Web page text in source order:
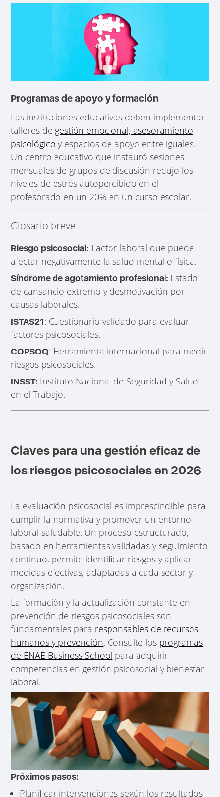
Programas de apoyo y formación
Las instituciones educativas deben implementar
talleres de gestión emocional, asesoramiento
psicológico y espacios de apoyo entre iguales.
Un centro educativo que instauró sesiones
mensuales de grupos de discusión redujo los
niveles de estrés autopercibido en el
profesorado en un 20% en un curso escolar.
Glosario breve
Riesgo psicosocial: Factor laboral que puede
afectar negativamente la salud mental o física.
Síndrome de agotamiento profesional: Estado
de cansancio extremo y desmotivación por
causas laborales.
ISTAS21: Cuestionario validado para evaluar
factores psicosociales.
COPSOQ: Herramienta internacional para medir
riesgos psicosociales.
INSST: Instituto Nacional de Seguridad y Salud
en el Trabajo.
Claves para una gestión eficaz de
los riesgos psicosociales en 2026
La evaluación psicosocial es imprescindible para
cumplir la normativa y promover un entorno
laboral saludable. Un proceso estructurado,
basado en herramientas validadas y seguimiento
continuo, permite identificar riesgos y aplicar
medidas efectivas, adaptadas a cada sector y
organización.
La formación y la actualización constante en
prevención de riesgos psicosociales son
fundamentales para responsables de recursos
humanos y prevención. Consulte los programas
de ENAE Business School para adquirir
competencias en gestión psicosocial y bienestar
laboral.
Próximos pasos:
Planificar intervenciones según los resultados